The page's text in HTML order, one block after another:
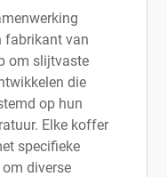
fabrikant van
om slijtvaste
die
op hun
Elke koffer
specifieke
diverse